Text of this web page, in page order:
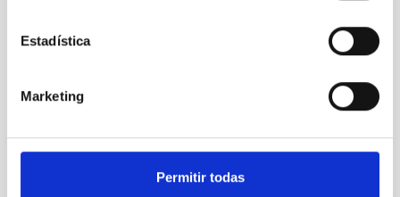
Estadística
Marketing
Permitir todas
Galaxias
Observatorio del Teide
Otras noticias relacionadas